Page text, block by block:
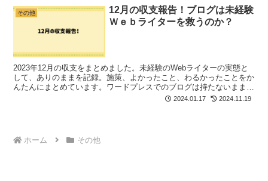
その他
12月の収支報告！ブログは未経験
Ｗｅｂライターを救うのか？
2023年12月の収支をまとめました。未経験のWebライターの実態と
して、ありのままを記録。施策、よかったこと、わるかったことをか
んたんにまとめています。ワードプレスでのブログは持たないまま、
昨年は活動を終えました。結果的に惨敗という結果で終わっていま
2024.01.17 2024.11.19
ホーム その他